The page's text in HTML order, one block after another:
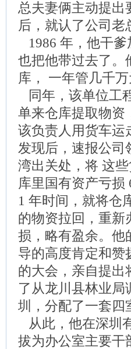
总夫妻俩主动提出
后，就认了公司老
1986 年，他干爹
也把他带过去了。
库， 一年管几千
同年，该单位工
单来仓库提取物资
该负责人用货车运
发现后，速报公司
湾出关处，将 这
库里国有资产亏损
1 年时间，就将仓
的物资拉回，重新
损，略有盈余。他
导的高度肯定和赞
的大会，亲自提出
了从龙川县林业局
圳，分配了一套四
从此，他在深圳
拔为办公室主要干